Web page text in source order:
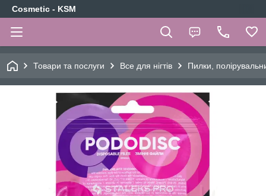
Cosmetic - KSM
Товари та послуги Все для нігтів Пилки,